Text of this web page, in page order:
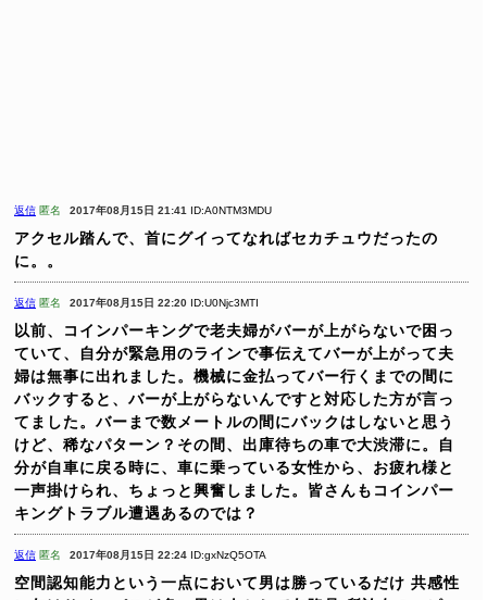
返信 匿名 2017年08月15日 21:41 ID:A0NTM3MDU
アクセル踏んで、首にグイってなればセカチュウだったの
に。。
返信 匿名 2017年08月15日 22:20 ID:U0Njc3MTI
以前、コインパーキングで老夫婦がバーが上がらないで困っ
ていて、自分が緊急用のラインで事伝えてバーが上がって夫
婦は無事に出れました。機械に金払ってバー行くまでの間に
バックすると、バーが上がらないんですと対応した方が言っ
てました。バーまで数メートルの間にバックはしないと思う
けど、稀なパターン？その間、出庫待ちの車で大渋滞に。自
分が自車に戻る時に、車に乗っている女性から、お疲れ様と
一声掛けられ、ちょっと興奮しました。皆さんもコインパー
キングトラブル遭遇あるのでは？
返信 匿名 2017年08月15日 22:24 ID:gxNzQ5OTA
空間認知能力という一点において男は勝っているだけ 共感性